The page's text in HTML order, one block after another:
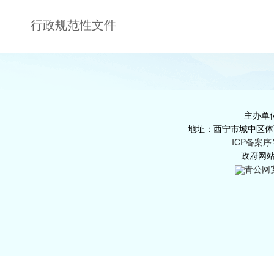
行政规范性文件
主办单
地址：西宁市城中区
ICP备案
政府网
青公网